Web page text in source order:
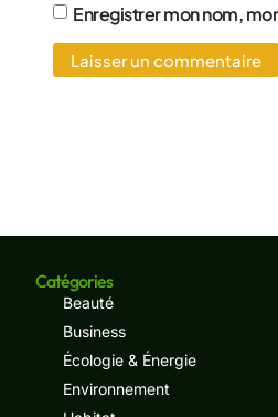
Enregistrer mon nom,
Catégories
Beauté
Business
Écologie & Énergie
Environnement